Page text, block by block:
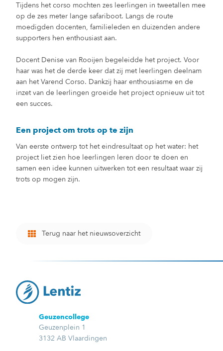
Tijdens het corso mochten zes leerlingen in tweetallen mee
op de zes meter lange safariboot. Langs de route
moedigden docenten, familieleden en duizenden andere
supporters hen enthousiast aan.
Docent Denise van Rooijen begeleidde het project. Voor
haar was het de derde keer dat zij met leerlingen deelnam
aan het Varend Corso. Dankzij haar enthousiasme en de
inzet van de leerlingen groeide het project opnieuw uit tot
een succes.
Een project om trots op te zijn
Van eerste ontwerp tot het eindresultaat op het water: het
project liet zien hoe leerlingen leren door te doen en
samen een idee kunnen uitwerken tot een resultaat waar zij
trots op mogen zijn.
Terug naar het nieuwsoverzicht
Geuzencollege
Geuzenplein 1
3132 AB Vlaardingen